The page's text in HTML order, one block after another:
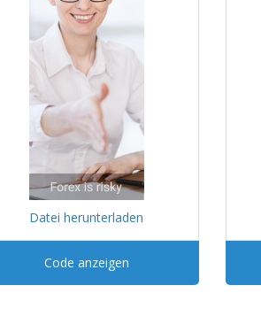
Datei herunterladen
Code anzeigen